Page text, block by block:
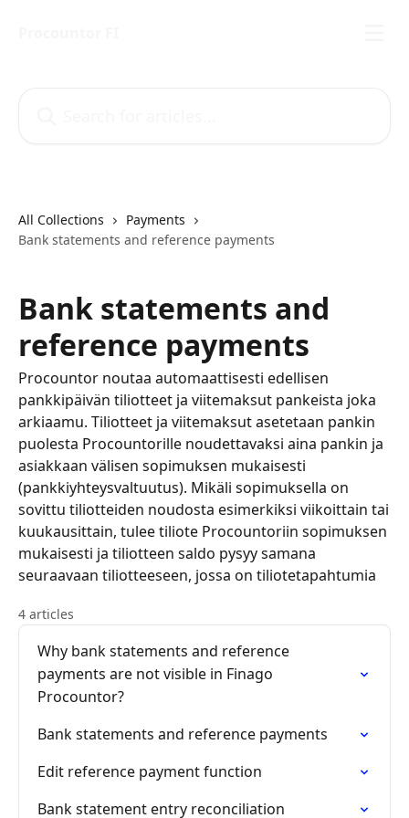
All Collections
Payments
Bank statements and reference payments
Bank statements and
reference payments
Procountor noutaa automaattisesti edellisen
pankkipäivän tiliotteet ja viitemaksut pankeista joka
arkiaamu. Tiliotteet ja viitemaksut asetetaan pankin
puolesta Procountorille noudettavaksi aina pankin ja
asiakkaan välisen sopimuksen mukaisesti
(pankkiyhteysvaltuutus). Mikäli sopimuksella on
sovittu tiliotteiden noudosta esimerkiksi viikoittain tai
kuukausittain, tulee tiliote Procountoriin sopimuksen
mukaisesti ja tiliotteen saldo pysyy samana
seuraavaan tiliotteeseen, jossa on tiliotetapahtumia
4 articles
Why bank statements and reference
payments are not visible in Finago
Procountor?
Bank statements and reference payments
Edit reference payment function
Bank statement entry reconciliation